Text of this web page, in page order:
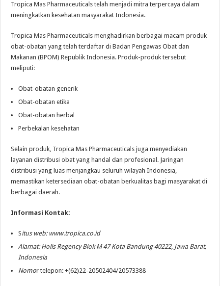
Tropica Mas Pharmaceuticals telah menjadi mitra terpercaya dalam
meningkatkan kesehatan masyarakat Indonesia.
Tropica Mas Pharmaceuticals menghadirkan berbagai macam produk
obat-obatan yang telah terdaftar di Badan Pengawas Obat dan
Makanan (BPOM) Republik Indonesia. Produk-produk tersebut
meliputi:
Obat-obatan generik
Obat-obatan etika
Obat-obatan herbal
Perbekalan kesehatan
Selain produk, Tropica Mas Pharmaceuticals juga menyediakan
layanan distribusi obat yang handal dan profesional. Jaringan
distribusi yang luas menjangkau seluruh wilayah Indonesia,
memastikan ketersediaan obat-obatan berkualitas bagi masyarakat di
berbagai daerah.
Informasi Kontak:
Situs web: www.tropica.co.id
Alamat: Holis Regency Blok M 47 Kota Bandung 40222, Jawa Barat,
Indonesia
Nomor telepon: +(62)22-20502404/20573388